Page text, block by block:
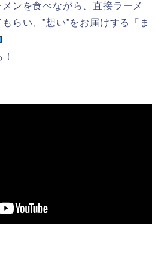
ンを食べながら、直接ラーメ
らい、”想い”をお届けする「ま